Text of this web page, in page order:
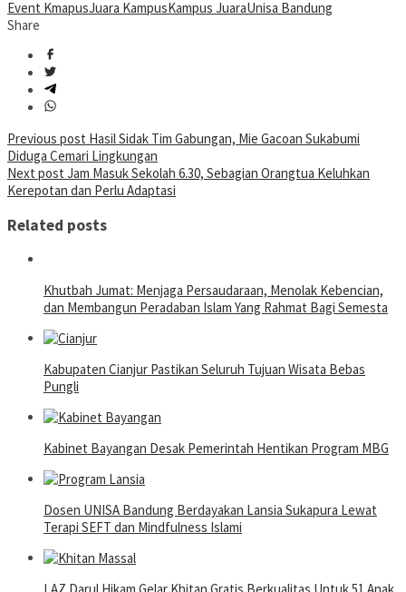
Event KmapusJuara KampusKampus JuaraUnisa Bandung
Share
Post
navigation
Previous post Hasil Sidak Tim Gabungan, Mie Gacoan Sukabumi
Diduga Cemari Lingkungan
Next post Jam Masuk Sekolah 6.30, Sebagian Orangtua Keluhkan
Kerepotan dan Perlu Adaptasi
Related posts
Khutbah Jumat: Menjaga Persaudaraan, Menolak Kebencian,
dan Membangun Peradaban Islam Yang Rahmat Bagi Semesta
Kabupaten Cianjur Pastikan Seluruh Tujuan Wisata Bebas
Pungli
Kabinet Bayangan Desak Pemerintah Hentikan Program MBG
Dosen UNISA Bandung Berdayakan Lansia Sukapura Lewat
Terapi SEFT dan Mindfulness Islami